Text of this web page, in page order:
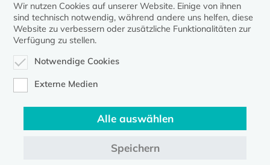
Diese Seite gehört zum Portalkirche-mv.de
Evangelische Kirche in Mecklenburg-Vorpommern © 2026
Wir nutzen Cookies auf unserer Website. Einige von ihnen
sind technisch notwendig, während andere uns helfen, diese
Website zu verbessern oder zusätzliche Funktionalitäten zur
Verfügung zu stellen.
Notwendige Cookies
Externe Medien
Alle auswählen
Speichern